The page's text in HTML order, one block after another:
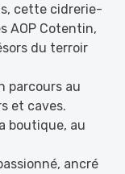
cette cidrerie-
AOP Cotentin,
du terroir
parcours au
et caves.
boutique, au
ancré